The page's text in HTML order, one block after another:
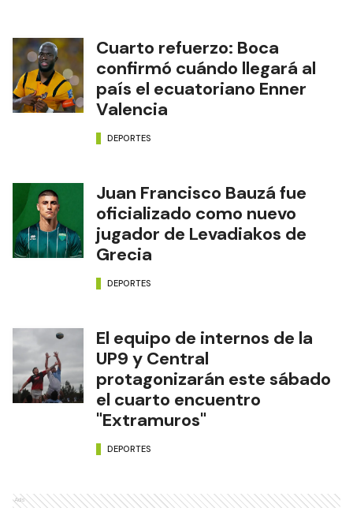
Cuarto refuerzo: Boca
confirmó cuándo llegará al
país el ecuatoriano Enner
Valencia
DEPORTES
Juan Francisco Bauzá fue
oficializado como nuevo
jugador de Levadiakos de
Grecia
DEPORTES
El equipo de internos de la
UP9 y Central
protagonizarán este sábado
el cuarto encuentro
"Extramuros"
DEPORTES
Ads